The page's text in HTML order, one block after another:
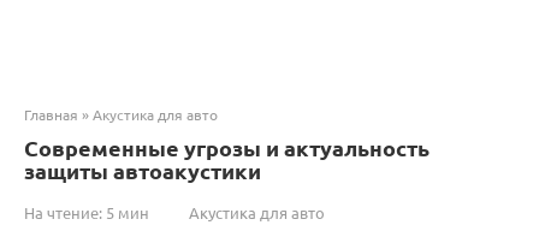
Главная »Акустика для авто
Современные угрозы и актуальность
защиты автоакустики
На чтение: 5 мин Акустика для авто